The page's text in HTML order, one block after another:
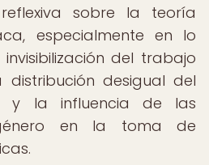
sobre la teoría
especialmente en lo
del trabajo
distribución desigual del
y la influencia de las
en la toma de